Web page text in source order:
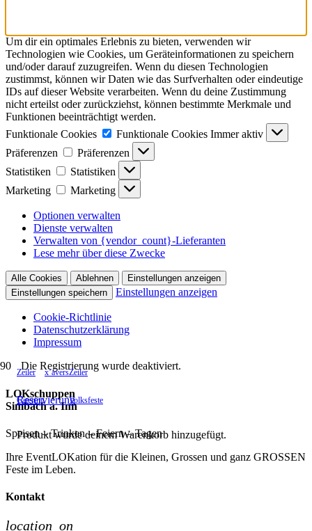
Um dir ein optimales Erlebnis zu bieten, verwenden wir
Technologien wie Cookies, um Geräteinformationen zu speichern
und/oder darauf zuzugreifen. Wenn du diesen Technologien
zustimmst, können wir Daten wie das Surfverhalten oder eindeutige
IDs auf dieser Website verarbeiten. Wenn du deine Zustimmung
nicht erteilst oder zurückziehst, können bestimmte Merkmale und
Funktionen beeinträchtigt werden.
Funktionale Cookies
Funktionale Cookies Immer aktiv
Präferenzen
Präferenzen
Statistiken
Statistiken
Marketing
Marketing
Optionen verwalten
Dienste verwalten
Verwalten von {vendor_count}-Lieferanten
Lese mehr über diese Zwecke
Alle Cookies Ablehnen
Einstellungen anzeigen
Einstellungen speichern
Einstellungen anzeigen
Cookie-Richtlinie
Datenschutzerklärung
Impressum
Zeiler
Catering
x’aversZeiler
Volksfeste
Reservierung
Produktwurde deinem Warenkorb hinzugefügt.
Die Registrierung wurde deaktiviert.
LOKschuppen
Simbach a. Inn
Speisen – Trinken – Feiern – Tagen
Ihre EventLOKation für die Kleinen, Grossen und ganz GROSSEN
Feste im Leben.
Kontakt
location_on